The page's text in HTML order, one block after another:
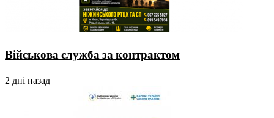
Військова служба за контрактом
2 дні назад